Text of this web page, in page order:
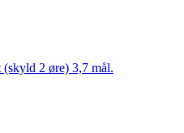
2 øre) 3,7 mål.